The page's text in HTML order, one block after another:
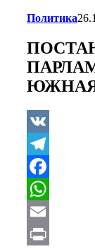
Политика
VK
Telegram
Facebook
WhatsApp
Email